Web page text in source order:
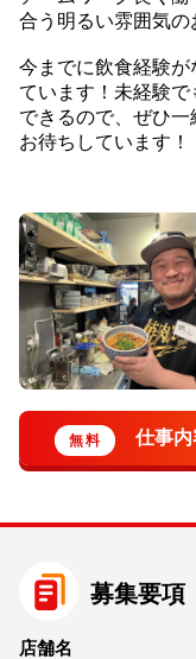
合う明るい雰囲気の
今までに飲食経験
ています！未経験
できるので、ぜひ一
お待ちしています！
募集要項
店舗名